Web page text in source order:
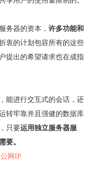
务器的资本， 许多功能和
衷的计划包容所有的这些
提出的希望请求也在成指
能进行交互式的会话，还
转牢靠并且强健的数据库
只要运用独立服务器服
要。
网IP